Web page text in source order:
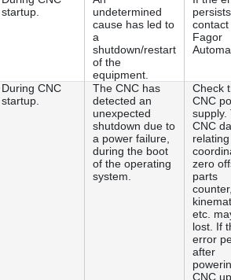
startup.
undetermined
cause has led to
a
shutdown/restart
of the
equipment.
contact
Fagor
During CNC
startup.
The CNC has
detected an
unexpected
shutdown due to
a power failure,
during the boot
of the operating
system.
Check
CNC
supply.
CNC
zero
parts
etc.
lost. If
error
after
CNC up